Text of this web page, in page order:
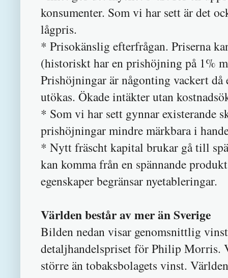
konsumenter. Som vi har sett är det
lågpris.
* Prisokänslig efterfrågan. Priserna
(historiskt har en prishöjning på 1%
Prishöjningar är någonting vackert
utökas. Ökade intäkter utan
* Som vi har sett gynnar existerande
prishöjningar mindre märkbara i
* Nytt fräscht kapital brukar gå till
kan komma från en spännande
egenskaper begränsar nyetableringar.
Världen består av mer än Sverige
Bilden nedan visar genomsnittlig
detaljhandelspriset för Philip Morris.
större än tobaksbolagets vinst.